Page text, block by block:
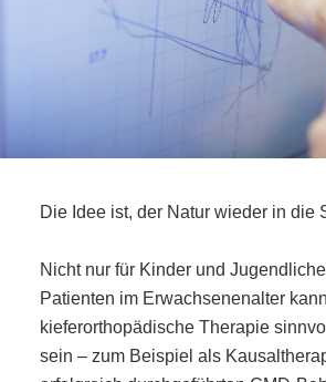
Die Idee ist, der Natur wieder in die
Nicht nur für Kinder und
Patienten im Erwachsenenalter
kieferorthopädische Therapie
sein – zum Beispiel als